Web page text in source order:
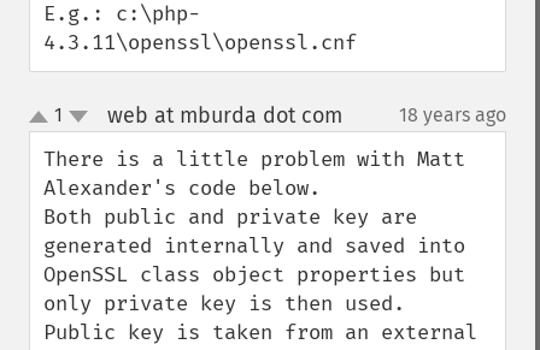
E.g.: c:\php-
4.3.11\openssl\openssl.cnf
up
down
1 web at mburda dot com 18 years ago
There is a little problem with Matt
Alexander's code below.
Both public and private key are
generated internally and saved into
OpenSSL class object properties but
only private key is then used.
Public key is taken from an external